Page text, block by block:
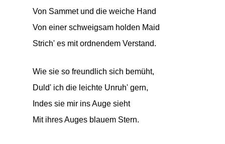
Von Sammet und die weiche Hand
Von einer schweigsam holden Maid
Strich' es mit ordnendem Verstand.
Wie sie so freundlich sich bemüht,
Duld' ich die leichte Unruh' gern,
Indes sie mir ins Auge sieht
Mit ihres Auges blauem Stern.